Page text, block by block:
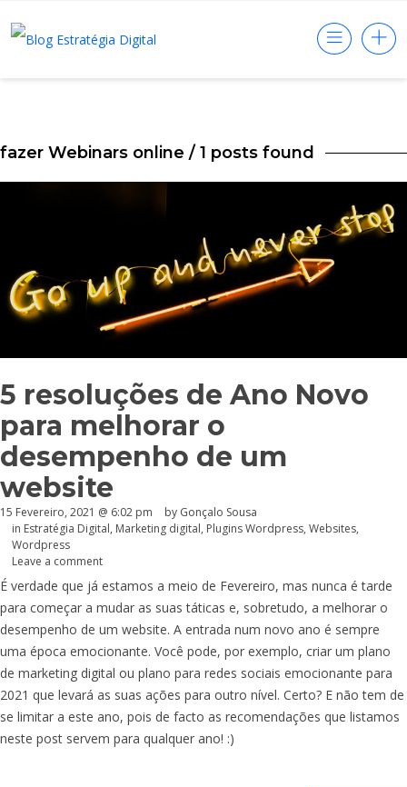
fazer Webinars online / 1 posts found
5 resoluções de Ano Novo
para melhorar o
desempenho de um
website
15 Fevereiro, 2021 @ 6:02 pm by Gonçalo Sousa
in Estratégia Digital, Marketing digital, Plugins Wordpress, Websites,
Wordpress
Leave a comment
É verdade que já estamos a meio de Fevereiro, mas nunca é tarde
para começar a mudar as suas táticas e, sobretudo, a melhorar o
desempenho de um website. A entrada num novo ano é sempre
uma época emocionante. Você pode, por exemplo, criar um plano
de marketing digital ou plano para redes sociais emocionante para
2021 que levará as suas ações para outro nível. Certo? E não tem de
se limitar a este ano, pois de facto as recomendações que listamos
neste post servem para qualquer ano! :)